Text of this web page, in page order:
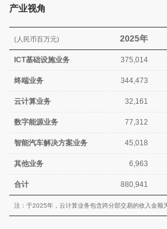
产业视角
(人民币百万元) 2025年
ICT基础设施业务 375,014
终端业务 344,473
云计算业务 32,161
数字能源业务 77,312
智能汽车解决方案业务 45,018
其他业务 6,963
合计 880,941
注：于2025年，云计算业务包含跨分部交易的收入金额